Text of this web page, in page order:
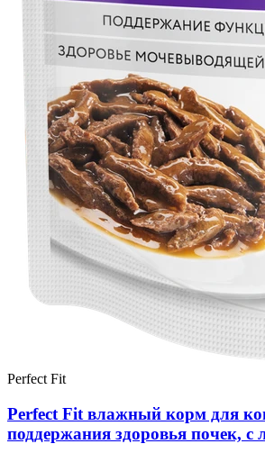
Perfect Fit
Perfect Fit влажный корм для
поддержания здоровья почек, с